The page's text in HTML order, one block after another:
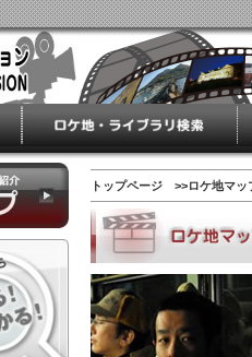
トップページ >>ロケ地マッ